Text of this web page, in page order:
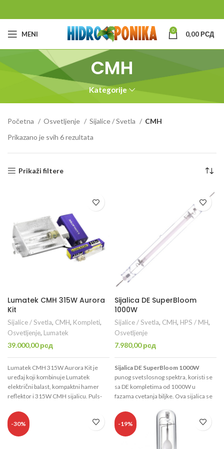
MENI 0 0,00РСД
CMH
Kategorije
Početna Osvetljenje Sijalice / Svetla
CMH
Prikazano je svih 6 rezultata
Prikaži filtere
Lumatek CMH 315W Aurora
Kit
Sijalice / Svetla, CMH, Kompleti,
Osvetljenje, Lumatek
39.000,00рсд
Lumatek CMH 315W Aurora Kit je
uređaj koji kombinuje Lumatek
električni balast, kompaktni hamer
reflektor i 315W CMH sijalicu. Puls-
vreme pokretanja i ponovnog
pokretanja, duži vek trajanja sijalice i
veće održavanje lumena. PCA
Sijalica DE SuperBloom
1000W
Sijalice / Svetla, CMH, HPS / MH,
Osvetljenje
7.980,00рсд
Sijalica DE SuperBloom 1000W
punog svetslosnog spektra, koristi se
sa DE kompletima od 1000W u
fazama cvetanja biljke. Ova sijalica se
osvetljenje u fazi cvetanja i
plodonošenja biljaka, a kvalitet i
punoća njenog spektra obezbeđuju
rekordne prinose gajenog bilja.
-30% -19%